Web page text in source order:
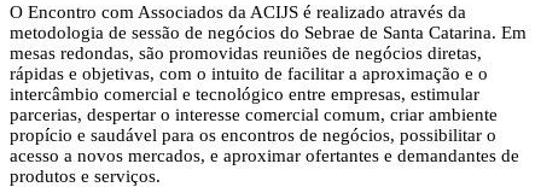
O Encontro com Associados da ACIJS é realizado através da
metodologia de sessão de negócios do Sebrae de Santa Catarina. Em
mesas redondas, são promovidas reuniões de negócios diretas,
rápidas e objetivas, com o intuito de facilitar a aproximação e o
intercâmbio comercial e tecnológico entre empresas, estimular
parcerias, despertar o interesse comercial comum, criar ambiente
propício e saudável para os encontros de negócios, possibilitar o
acesso a novos mercados, e aproximar ofertantes e demandantes de
produtos e serviços.